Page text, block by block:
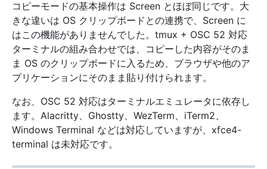
コピーモードの基本操作は Screen とほぼ同じです。大
きな違いは OS クリップボードとの連携で、Screen に
はこの機能がありませんでした。tmux + OSC 52 対応
ターミナルの組み合わせでは、コピーした内容がそのま
ま OS のクリップボードに入るため、ブラウザや他のア
プリケーションにそのまま貼り付けられます。
なお、OSC 52 対応はターミナルエミュレータに依存し
ます。Alacritty、Ghostty、WezTerm、iTerm2、
Windows Terminal などは対応していますが、xfce4-
terminal は未対応です。